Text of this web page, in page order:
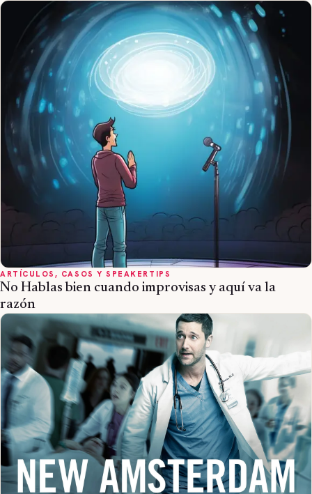
ARTÍCULOS, CASOS Y SPEAKERTIPS
No Hablas bien cuando improvisas y aquí va la
razón